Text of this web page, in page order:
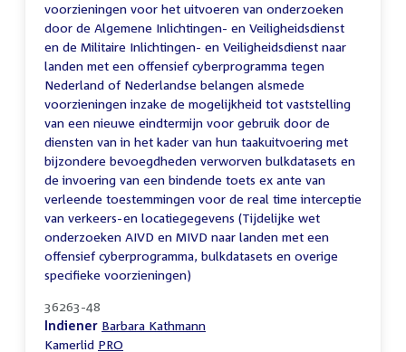
voorzieningen voor het uitvoeren van onderzoeken
door de Algemene Inlichtingen- en Veiligheidsdienst
en de Militaire Inlichtingen- en Veiligheidsdienst naar
landen met een offensief cyberprogramma tegen
Nederland of Nederlandse belangen alsmede
voorzieningen inzake de mogelijkheid tot vaststelling
van een nieuwe eindtermijn voor gebruik door de
diensten van in het kader van hun taakuitvoering met
bijzondere bevoegdheden verworven bulkdatasets en
de invoering van een bindende toets ex ante van
verleende toestemmingen voor de real time interceptie
van verkeers-en locatiegegevens (Tijdelijke wet
onderzoeken AIVD en MIVD naar landen met een
offensief cyberprogramma, bulkdatasets en overige
specifieke voorzieningen)
36263-48
Indiener Barbara Kathmann
Kamerlid PRO